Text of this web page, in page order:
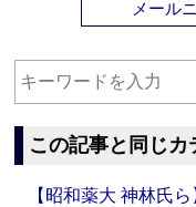
メール
この記事と同じ
【昭和薬大 神林氏